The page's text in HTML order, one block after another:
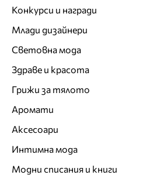
Конкурси и награди
Млади дизайнери
Световна мода
Здраве и красота
Грижи за тялото
Аромати
Аксесоари
Интимна мода
Модни списания и книги